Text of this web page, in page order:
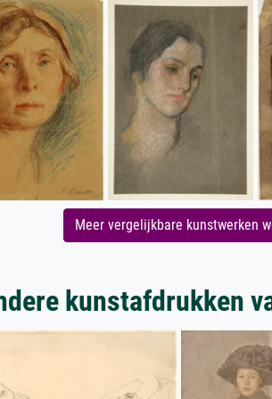
Meer vergelijkbare kunstwerken
kunstafdrukken